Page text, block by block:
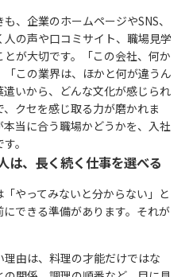
、企業のホームページやSNS、
の声や口コミサイト、職場見学
が大切です。「この会社、何か
この業界は、ほかと何が違うん
いから、どんな文化が感じられ
クセを感じ取る力が磨かれま
当に合う職場かどうかを、入社
。
は、長く続く仕事を選べる
やってみないと分からない」と
できる準備があります。それが
由は、料理の才能だけではな